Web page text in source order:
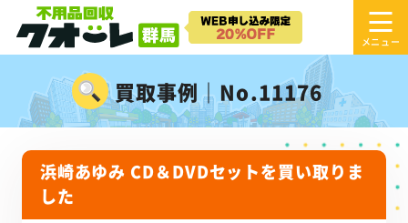
買取事例｜No.11176
浜崎あゆみ CD＆DVDセットを買い取りま
した